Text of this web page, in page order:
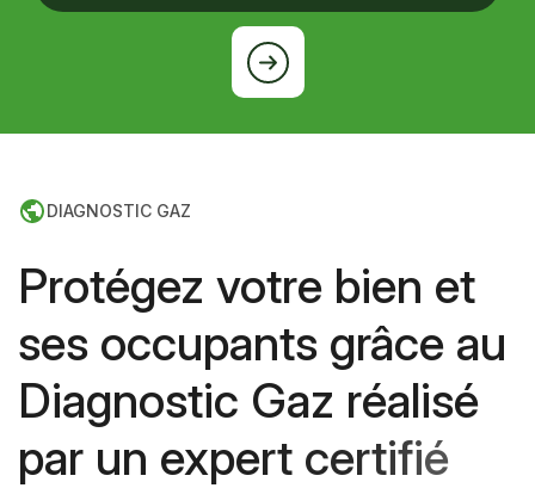
DIAGNOSTIC GAZ
Protégez votre bien et
ses occupants grâce au
Diagnostic Gaz réalisé
par un expert certifié